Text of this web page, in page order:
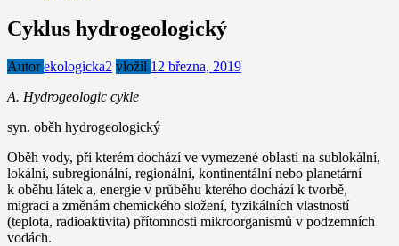
Cyklus hydrogeologický
Autorekologicka2 vložil 12 března, 2019
A. Hydrogeologic cykle
syn. oběh hydrogeologický
Oběh vody, při kterém dochází ve vymezené oblasti na sublokální,
lokální, subregionální, regionální, kontinentální nebo planetární
k oběhu látek a, energie v průběhu kterého dochází k tvorbě,
migraci a změnám chemického složení, fyzikálních vlastností
(teplota, radioaktivita) přítomnosti mikroorganismů v podzemních
vodách.